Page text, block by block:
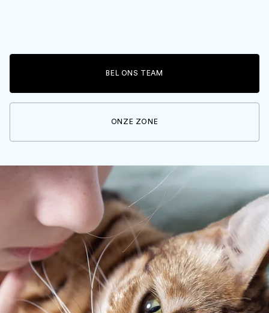
BEL ONS TEAM
ONZE ZONE